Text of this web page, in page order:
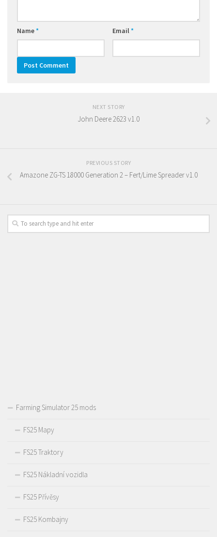
Name* Email*
NEXT STORY
John Deere 2623 v1.0
PREVIOUS STORY
Amazone ZG-TS 18000 Generation 2 – Fert/Lime Spreader v1.0
Farming Simulator 25 mods
FS25 Mapy
FS25 Traktory
FS25 Nákladní vozidla
FS25 Přívěsy
FS25 Kombajny